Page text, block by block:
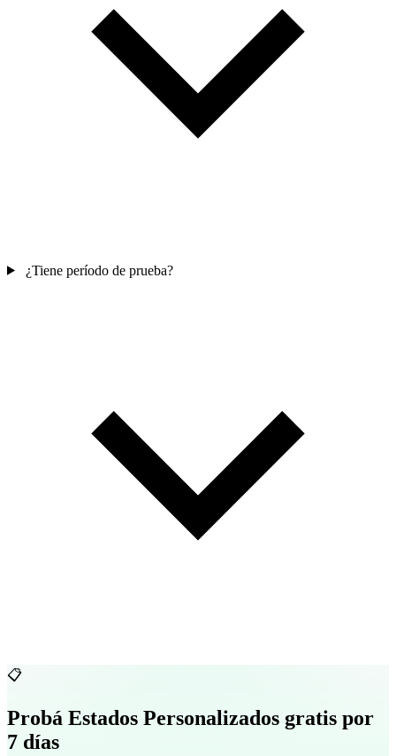
¿Tiene período de prueba?
📋
Probá Estados Personalizados gratis por
7 días